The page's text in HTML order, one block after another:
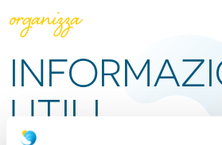
organizza
UTILI